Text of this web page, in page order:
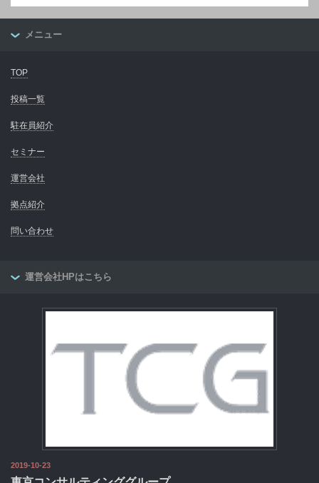
メニュー
TOP
投稿一覧
駐在員紹介
セミナー
運営会社
拠点紹介
問い合わせ
運営会社HPはこちら
2019-10-23